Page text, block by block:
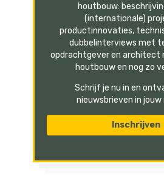
houtbouw:
(internationale)
productinnovaties,
dubbelinterviews met
opdrachtgever en architect
houtbouw en nog zo
Schrijf je nu in en
nieuwsbrieven in jouw